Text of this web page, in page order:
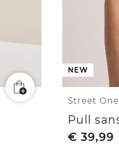
NEW
Street One
€ 39,99